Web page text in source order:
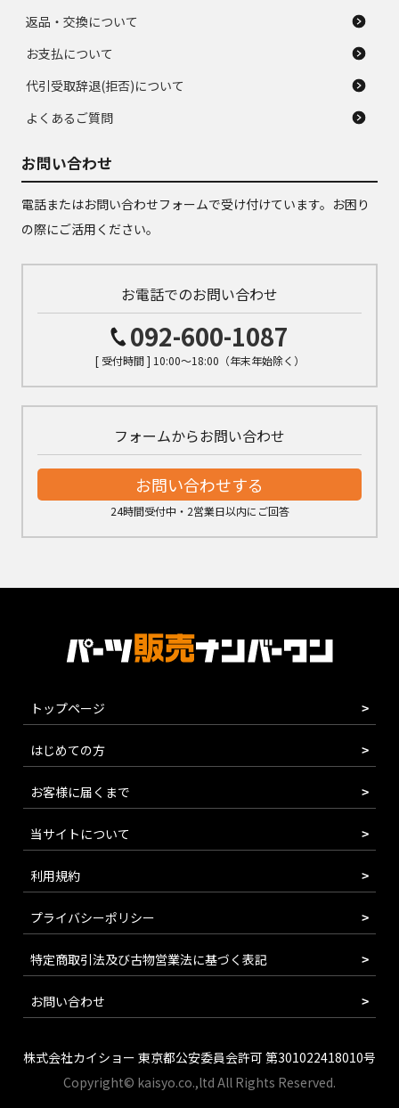
返品・交換について
お支払について
代引受取辞退(拒否)について
よくあるご質問
お問い合わせ
電話またはお問い合わせフォームで受け付けています。お困り
の際にご活用ください。
お電話でのお問い合わせ
092-600-1087
[ 受付時間 ] 10:00～18:00（年末年始除く）
フォームからお問い合わせ
お問い合わせする
24時間受付中・2営業日以内にご回答
トップページ
はじめての方
お客様に届くまで
当サイトについて
利用規約
プライバシーポリシー
特定商取引法及び古物営業法に基づく表記
お問い合わせ
株式会社カイショー 東京都公安委員会許可 第301022418010号
Copyright© kaisyo.co.,ltd All Rights Reserved.